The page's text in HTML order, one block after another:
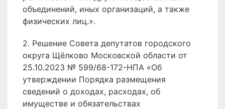
объединений, иных организаций, а также
физических лиц.».
2. Решение Совета депутатов городского
округа Щёлково Московской области от
25.10.2023 № 599/68-172-НПА «Об
утверждении Порядка размещения
сведений о доходах, расходах, об
имуществе и обязательствах